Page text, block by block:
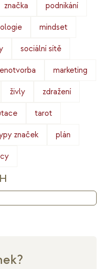
značka podnikání
mindset
sociální sítě
marketing
živly zdražení
tarot
značek plán